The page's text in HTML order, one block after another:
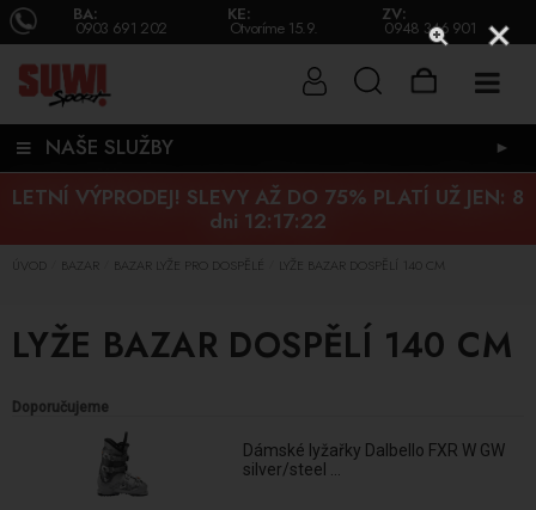
BA:
0903 691 202
KE:
Otvoríme 15.9.
ZV:
0948 346 901
NAŠE SLUŽBY ►
LETNÍ VÝPRODEJ! SLEVY AŽ DO 75% PLATÍ UŽ JEN: 8
dni 12:17:21
ÚVOD BAZAR BAZAR LYŽE PRO DOSPĚLÉ LYŽE BAZAR DOSPĚLÍ 140 CM
LYŽE BAZAR DOSPĚLÍ 140 CM
Doporučujeme
Dámské lyžařky Dalbello FXR W GW
silver/steel ...